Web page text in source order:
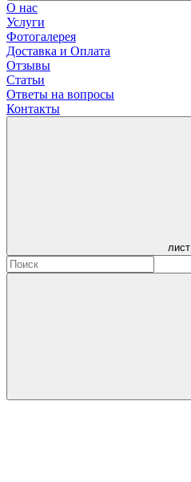
О нас
Услуги
Фотогалерея
Доставка и Оплата
Отзывы
Статьи
Ответы на вопросы
Контакты
лист